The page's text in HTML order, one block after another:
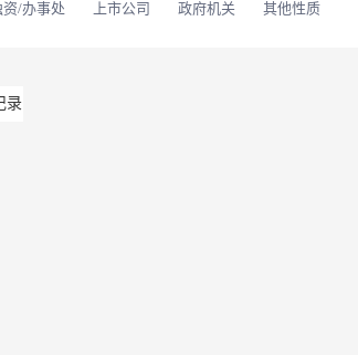
/办事处 上市公司 政府机关 其他性质
录